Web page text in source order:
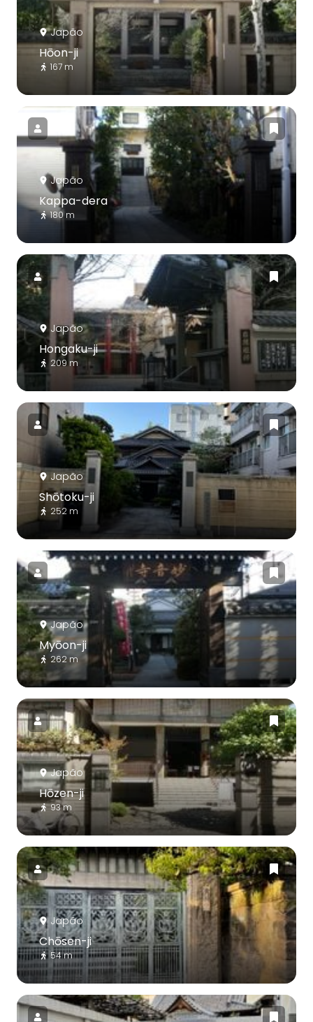
Japão
Hōon-ji
167 m
Japão
Kappa-dera
180 m
Japão
Hongaku-ji
209 m
Japão
Shōtoku-ji
252 m
Japão
Myōon-ji
262 m
Japão
Hōzen-ji
93 m
Japão
Chōsen-ji
54 m